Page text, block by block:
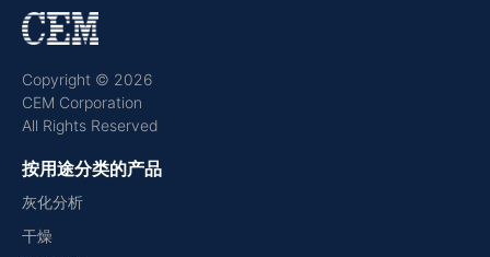
Copyright © 2026
CEM Corporation
All Rights Reserved
按用途分类的产品
灰化分析
干燥